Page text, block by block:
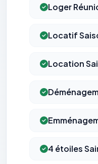
Loger
Locatif
Location
4 étoiles